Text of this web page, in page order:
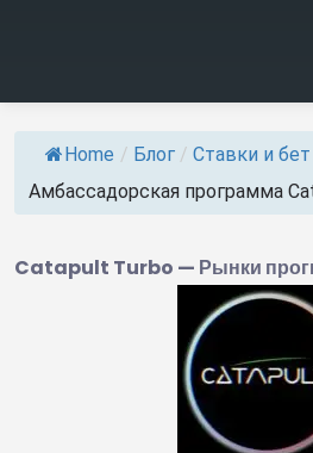
Home / Блог / Ставки и
Амбассадорская программа
Catapult Turbo — Рынки